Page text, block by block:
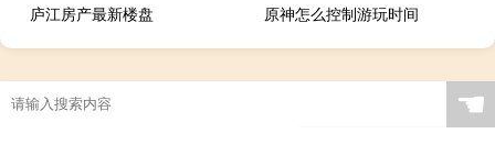
庐江房产最新楼盘
原神怎么控制游玩时间
☚